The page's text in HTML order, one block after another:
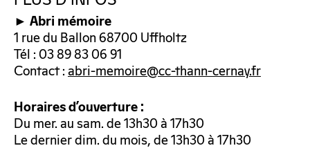
► Abri mémoire
1 rue du Ballon 68700 Uffholtz
Tél : 03 89 83 06 91
Contact :abri-memoire@cc-thann-cernay.fr
Horaires d’ouverture :
Du mer. au sam. de 13h30 à 17h30
Le dernier dim. du mois, de 13h30 à 17h30